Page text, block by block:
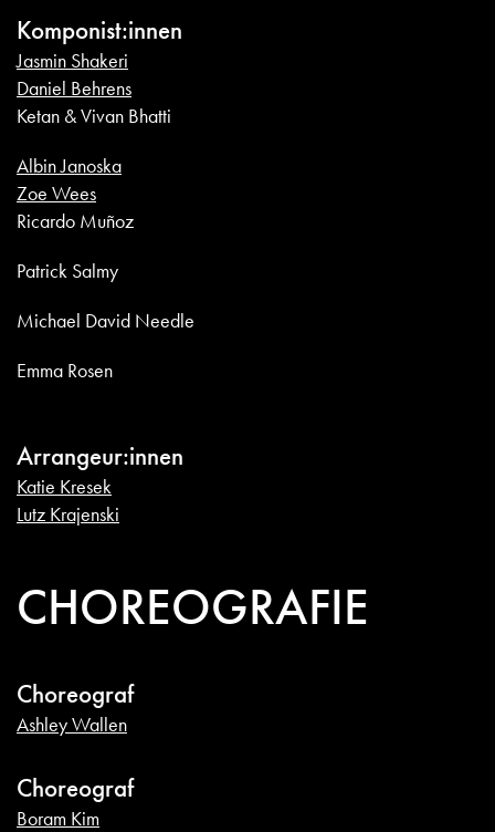
Komponist:innen
Jasmin Shakeri
Daniel Behrens
Ketan & Vivan Bhatti
Albin Janoska
Zoe Wees
Ricardo Muñoz
Patrick Salmy
Michael David Needle
Emma Rosen
Arrangeur:innen
Katie Kresek
Lutz Krajenski
CHOREOGRAFIE
Choreograf
Ashley Wallen
Choreograf
Boram Kim